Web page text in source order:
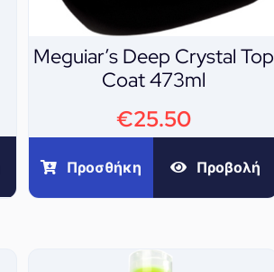
Meguiar’s Deep Crystal Top
Coat 473ml
€25.50
Προσθήκη Προβολή